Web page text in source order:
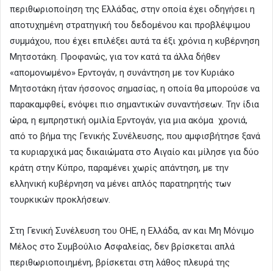
περιθωριοποίηση της Ελλάδας, στην οποία έχει οδηγήσει η
αποτυχημένη στρατηγική του δεδομένου και προβλέψιμου
συμμάχου, που έχει επιλέξει αυτά τα έξι χρόνια η κυβέρνηση
Μητσοτάκη. Προφανώς, για τον κατά τα άλλα δήθεν
«απομονωμένο» Ερντογάν, η συνάντηση με τον Κυριάκο
Μητσοτάκη ήταν ήσσονος σημασίας, η οποία θα μπορούσε να
παρακαμφθεί, ενόψει πιο σημαντικών συναντήσεων. Την ίδια
ώρα, η εμπρηστική ομιλία Ερντογάν, για μια ακόμα χρονιά,
από το βήμα της Γενικής Συνέλευσης, που αμφισβήτησε ξανά
τα κυριαρχικά μας δικαιώματα στο Αιγαίο και μίλησε για δύο
κράτη στην Κύπρο, παραμένει χωρίς απάντηση, με την
ελληνική κυβέρνηση να μένει απλός παρατηρητής των
τουρκικών προκλήσεων.
Στη Γενική Συνέλευση του ΟΗΕ, η Ελλάδα, αν και Μη Μόνιμο
Μέλος στο Συμβούλιο Ασφαλείας, δεν βρίσκεται απλά
περιθωριοποιημένη, βρίσκεται στη λάθος πλευρά της